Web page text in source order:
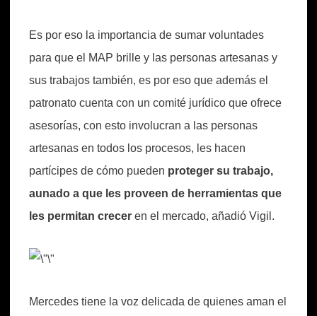
Es por eso la importancia de sumar voluntades
para que el MAP brille y las personas artesanas y
sus trabajos también, es por eso que además el
patronato cuenta con un comité jurídico que ofrece
asesorías, con esto involucran a las personas
artesanas en todos los procesos, les hacen
partícipes de cómo pueden proteger su trabajo,
aunado a que les proveen de herramientas que
les permitan crecer en el mercado, añadió Vigil.
Mercedes tiene la voz delicada de quienes aman el